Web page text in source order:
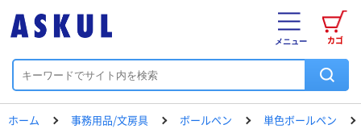
カゴ
メニュー
ホーム 事務用品/文房具 ボールペン 単色ボールペン